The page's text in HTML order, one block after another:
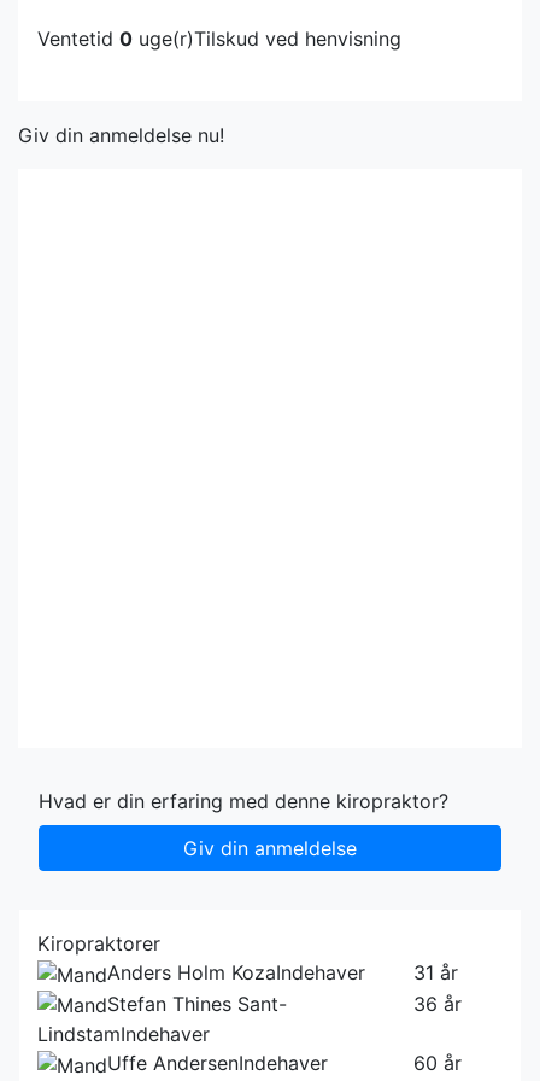
Ventetid 0 uge(r)Tilskud ved henvisning
Giv din anmeldelse nu!
Hvad er din erfaring med denne kiropraktor?
Giv din anmeldelse
Kiropraktorer
Anders Holm KozaIndehaver
31 år
Stefan Thines Sant-
LindstamIndehaver
36 år
Uffe AndersenIndehaver
60 år